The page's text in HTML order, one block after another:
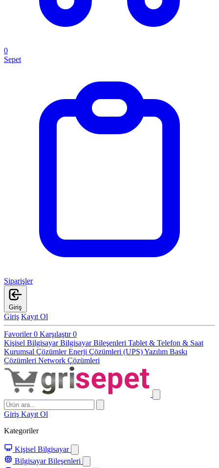
0
Sepet
Siparişler
Giriş
Giriş Kayıt Ol
Favoriler0 Karşılaştır0
Kişisel BilgisayarBilgisayar Bileşenleri Tablet & Telefon & Saat
Kurumsal ÇözümlerEnerji Çözümleri (UPS)Yazılım Baskı
Çözümleri Network Çözümleri
Giriş Kayıt Ol
Kategoriler
Kişisel Bilgisayar
Bilgisayar Bileşenleri